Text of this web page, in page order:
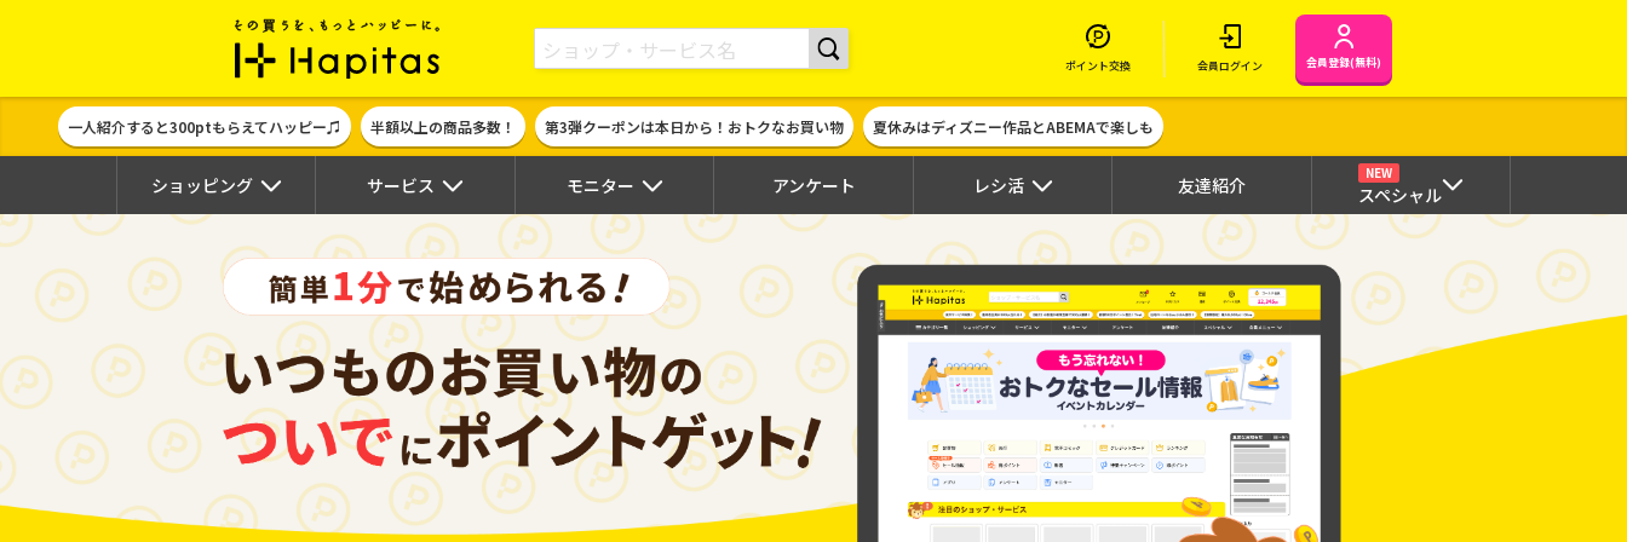
ポイント貯めて現金やギフト券に交換できるポイントサイト | ハピタス
ポイント交換 会員ログイン 会員登録(無料)
一人紹介すると300ptもらえてハッピー♫ 半額以上の商品多数！ 第3弾クーポンは本日から！おトクなお買い物 夏休みはディズニー作品とABEMAで楽しも
ショッピング サービス モニター アンケート レシ活 友達紹介
NEW
スペシャル